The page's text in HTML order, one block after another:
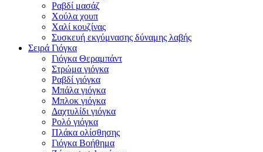
Ραβδί μασάζ
Χούλα χουπ
Χαλί κουζίνας
Συσκευή εκγύμνασης δύναμης λαβής
Σειρά Γιόγκα
Γιόγκα Θεραμπάντ
Στρώμα γιόγκα
Ραβδί γιόγκα
Μπάλα γιόγκα
Μπλοκ γιόγκα
Δαχτυλίδι γιόγκα
Ρολό γιόγκα
Πλάκα ολίσθησης
Γιόγκα Βοήθημα